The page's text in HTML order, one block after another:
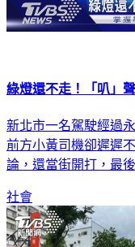
綠燈還不走！「叭」
新北市一名駕駛經過
前方小黃司機卻遲遲
論，還當街開打，最
社會